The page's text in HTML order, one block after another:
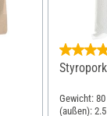
Gewicht:
(außen):